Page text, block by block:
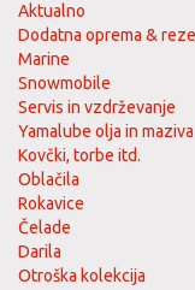
Aktualno
Dodatna oprema &
Marine
Snowmobile
Servis in vzdrževanje
Yamalube olja in maziva
Kovčki, torbe itd.
Oblačila
Rokavice
Čelade
Darila
Otroška kolekcija